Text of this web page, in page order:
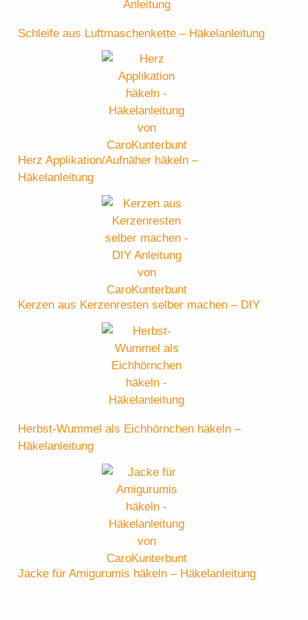
Schleife aus Luftmaschenkette – Häkelanleitung
Herz Applikation/Aufnäher häkeln –
Häkelanleitung
Kerzen aus Kerzenresten selber machen – DIY
Herbst-Wummel als Eichhörnchen häkeln –
Häkelanleitung
Jacke für Amigurumis häkeln – Häkelanleitung